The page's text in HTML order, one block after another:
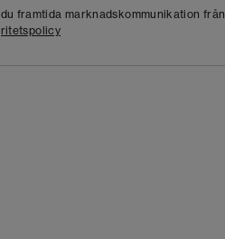
framtida marknadskommunikation från